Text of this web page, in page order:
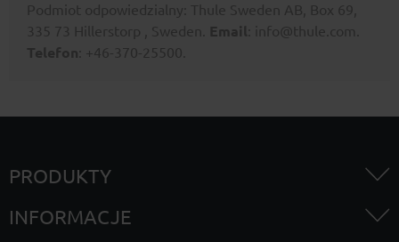
Podmiot odpowiedzialny: Thule Sweden AB, Box 69,
335 73 Hillerstorp , Sweden.
Email : info@thule.com.
Telefon : +46-370-25500.
PRODUKTY
INFORMACJE